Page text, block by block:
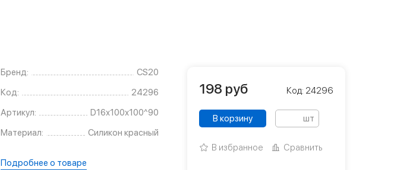
Бренд:
CS20
Код:
24296
Артикул:
D16х100х100^90
Материал:
Силикон красный
Подробнее о товаре
198 руб Код: 24296
В корзину шт
В избранное Сравнить